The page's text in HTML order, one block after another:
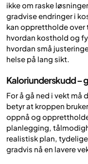
ikke om raske
gradvise endringer i
kan opprettholde over
hvordan kosthold og
hvordan små
helse på lang sikt.
Kaloriunderskudd –
For å gå ned i vekt må
betyr at kroppen
oppnå og
planlegging,
realistisk plan,
gradvis nå en lavere